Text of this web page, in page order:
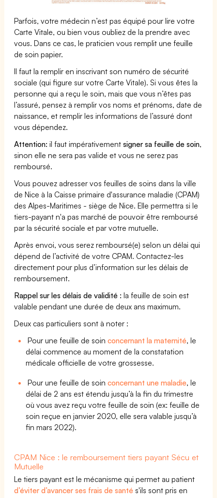
Parfois, votre médecin n’est pas équipé pour lire votre
Carte Vitale, ou bien vous oubliez de la prendre avec
vous. Dans ce cas, le praticien vous remplit une feuille
de soin papier.
Il faut la remplir en inscrivant son numéro de sécurité
sociale (qui figure sur votre Carte Vitale). Si vous êtes la
personne qui a reçu le soin, mais que vous n’êtes pas
l’assuré, pensez à remplir vos noms et prénoms, date de
naissance, et remplir les informations de l’assuré dont
vous dépendez.
Attention: il faut impérativementsigner sa feuille de soin,
sinon elle ne sera pas valide et vous ne serez pas
remboursé.
Vous pouvez adresser vos feuilles de soins dans la ville
de Nice à la Caisse primaire d'assurance maladie (CPAM)
des Alpes-Maritimes - siège de Nice. Elle permettra si le
tiers-payant n'a pas marché de pouvoir être remboursé
par la sécurité sociale et par votre mutuelle.
Après envoi, vous serez remboursé(e) selon un délai qui
dépend de l’activité de votre CPAM. Contactez-les
directement pour plus d’information sur les délais de
remboursement.
Rappel sur les délais de validité : la feuille de soin est
valable pendant une durée de deux ans maximum.
Deux cas particuliers sont à noter :
Pour une feuille de soinconcernant la maternité, le
délai commence au moment de la constatation
médicale officielle de votre grossesse.
Pour une feuille de soinconcernant une maladie, le
délai de 2 ans est étendu jusqu’à la fin du trimestre
où vous avez reçu votre feuille de soin (ex: feuille de
soin reçue en janvier 2020, elle sera valable jusqu’à
fin mars 2022).
CPAM Nice : le remboursement tiers payant Sécu et
Mutuelle
Le tiers payant est le mécanisme qui permet au patient
d’éviter d’avancer ses frais de santé s'ils sont pris en